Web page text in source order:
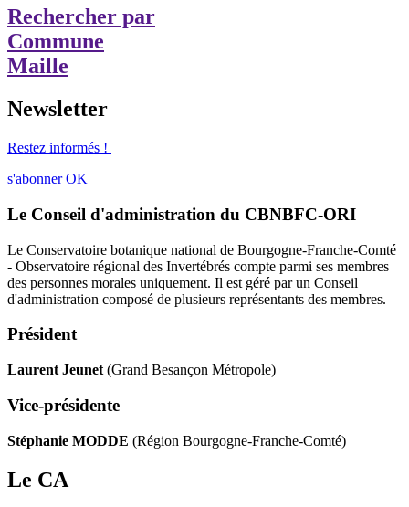
Rechercher par
Commune
Maille
Newsletter
Restez informés !
s'abonner OK
Le Conseil d'administration du CBNBFC-ORI
Le Conservatoire botanique national de Bourgogne-Franche-Comté
- Observatoire régional des Invertébrés compte parmi ses membres
des personnes morales uniquement. Il est géré par un Conseil
d'administration composé de plusieurs représentants des membres.
Président
Laurent Jeunet (Grand Besançon Métropole)
Vice-présidente
Stéphanie MODDE (Région Bourgogne-Franche-Comté)
Le CA